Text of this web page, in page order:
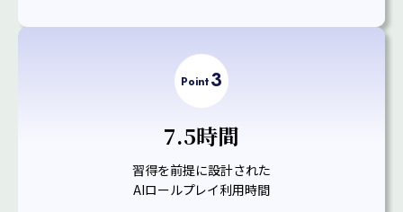
Point3
7.5時間
習得を前提に設計された
AIロールプレイ利用時間